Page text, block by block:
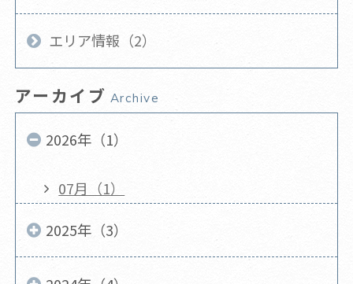
エリア情報（2）
アーカイブ Archive
2026年（1）
07月（1）
2025年（3）